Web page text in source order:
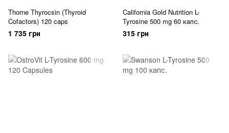
Thorne Thyrocsin (Thyroid
Cofactors) 120 caps
1 735 грн
California Gold Nutrition L-
Tyrosine 500 mg 60 капс.
315 грн